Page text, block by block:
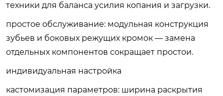
техники для баланса усилия копания и загрузки.
простое обслуживание: модульная конструкция
зубьев и боковых режущих кромок — замена
отдельных компонентов сокращает простои.
индивидуальная настройка
кастомизация параметров: ширина раскрытия